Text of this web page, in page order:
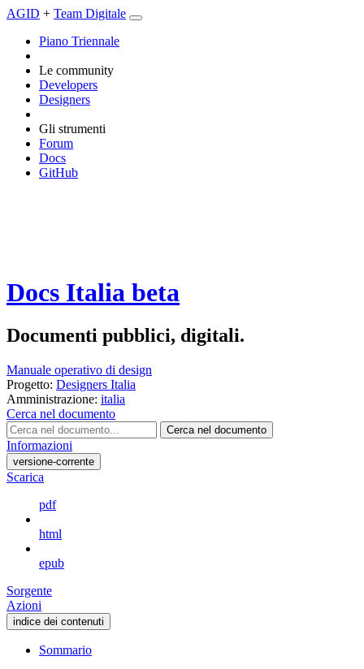
AGID + Team Digitale
Piano Triennale
Le community
Developers
Designers
Gli strumenti
Forum
Docs
GitHub
Docs Italia beta
Documenti pubblici, digitali.
Manuale operativo di design
Progetto: Designers Italia
Amministrazione: italia
Cerca nel documento
Cerca nel documento
Informazioni
versione-corrente
Scarica
pdf
html
epub
Sorgente
Azioni
indice dei contenuti
Sommario